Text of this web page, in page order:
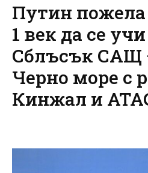
Путин
1 век да се
Сблъсък САЩ
Черно море с
Кинжал и